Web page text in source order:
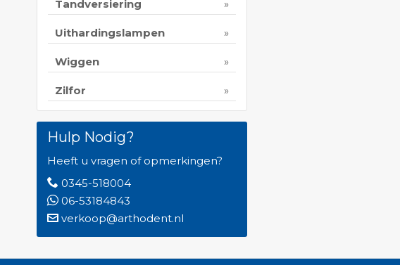
Tandversiering
Uithardingslampen
Wiggen
Zilfor
Hulp Nodig?
Heeft u vragen of opmerkingen?
0345-518004
06-53184843
verkoop@arthodent.nl